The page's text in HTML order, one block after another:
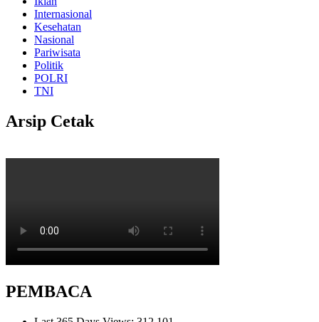
Internasional
Kesehatan
Nasional
Pariwisata
Politik
POLRI
TNI
Arsip Cetak
PEMBACA